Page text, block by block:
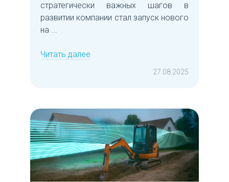
стратегически важных шагов в
развитии компании стал запуск нового
на ...
Читать далее
27.08.2025